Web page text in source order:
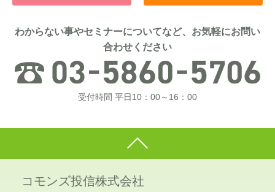
わからない事やセミナーについてなど、お気軽にお問い
合わせください
受付時間 平日10：00～16：00
コモンズ投信株式会社